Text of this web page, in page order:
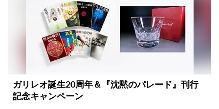
ガリレオ誕生20周年＆『沈黙のパレード』刊行
記念キャンペーン